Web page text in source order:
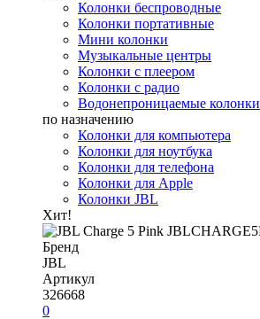
Колонки беспроводные
Колонки портативные
Мини колонки
Музыкальные центры
Колонки с плеером
Колонки с радио
Водонепроницаемые колонки
по назначению
Колонки для компьютера
Колонки для ноутбука
Колонки для телефона
Колонки для Apple
Колонки JBL
Хит!
Бренд
JBL
Артикул
326668
0